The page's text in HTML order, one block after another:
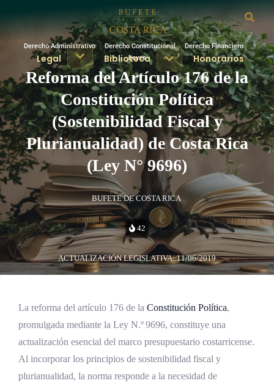
Legal Biblioteca Honorarios
Derecho Administrativo·Derecho Constitucional·Derecho Financiero·
Leyes
Reforma del Artículo 176 de la
Constitución Política
(Sostenibilidad Fiscal y
Plurianualidad) de Costa Rica
(Ley N° 9696)
BUFETE DE COSTA RICA
42
ACTUALIZACIÓN LEGISLATIVA: 11/06/2019
La reforma del artículo 176 de la Constitución Política,
promulgada mediante la Ley N.º 9696, constituye una
actualización esencial del marco presupuestario costarricense.
Al incorporar los principios de sostenibilidad fiscal y
plurianualidad, la norma responde a la necesidad de